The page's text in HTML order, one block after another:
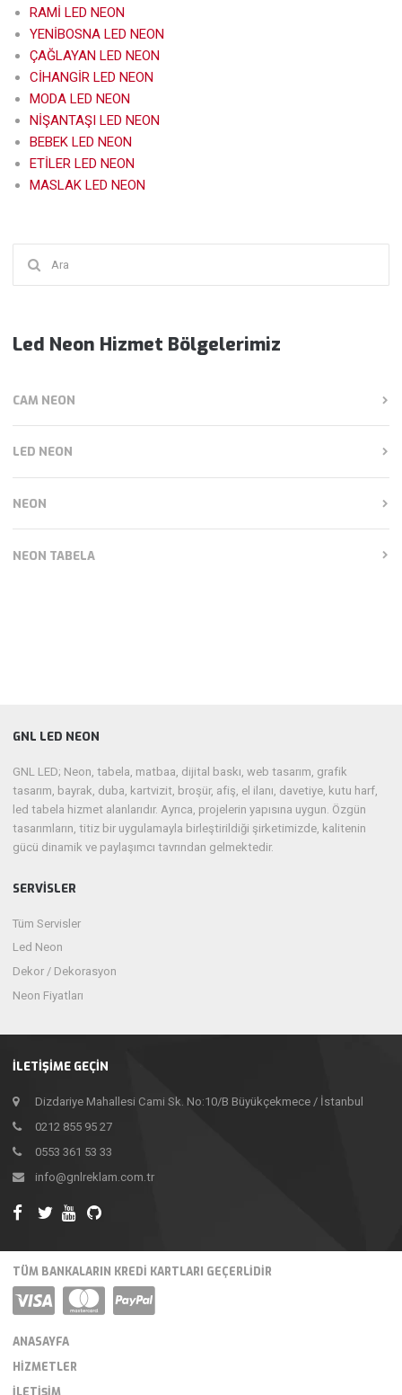
RAMİ LED NEON
YENİBOSNA LED NEON
ÇAĞLAYAN LED NEON
CİHANGİR LED NEON
MODA LED NEON
NİŞANTAŞI LED NEON
BEBEK LED NEON
ETİLER LED NEON
MASLAK LED NEON
ara:
Led Neon Hizmet Bölgelerimiz
CAM NEON
LED NEON
NEON
NEON TABELA
İLETIŞIME GEÇIN
Dizdariye Mahallesi Cami Sk. No:10/B Büyükçekmece / İstanbul
0212 855 95 27
0553 361 53 33
info@gnlreklam.com.tr
GNL LED NEON
GNL LED; Neon, tabela, matbaa, dijital baskı, web tasarım, grafik
tasarım, bayrak, duba, kartvizit, broşür, afiş, el ilanı, davetiye, kutu harf,
led tabela hizmet alanlarıdır. Ayrıca, projelerin yapısına uygun. Özgün
tasarımların, titiz bir uygulamayla birleştirildiği şirketimizde, kalitenin
gücü dinamik ve paylaşımcı tavrından gelmektedir.
SERVISLER
Tüm Servisler
Led Neon
Dekor / Dekorasyon
Neon Fiyatları
TÜM BANKALARIN KREDI KARTLARI GEÇERLIDIR
ANASAYFA
HIZMETLER